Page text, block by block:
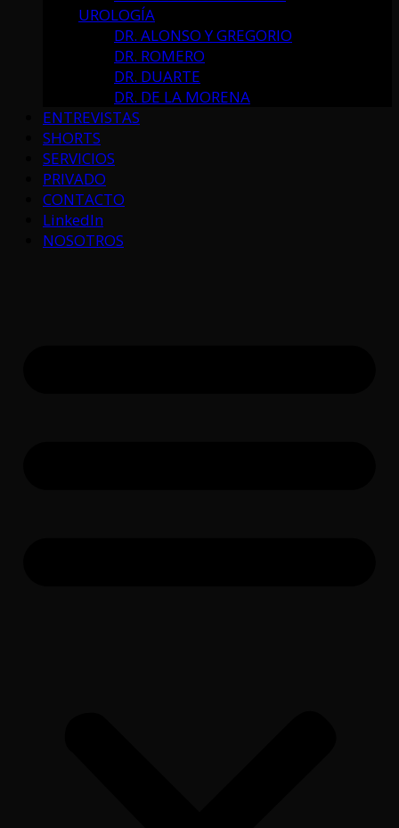
UROLOGÍA
DR. ALONSO Y GREGORIO
DR. ROMERO
DR. DUARTE
DR. DE LA MORENA
ENTREVISTAS
SHORTS
SERVICIOS
PRIVADO
CONTACTO
LinkedIn
NOSOTROS